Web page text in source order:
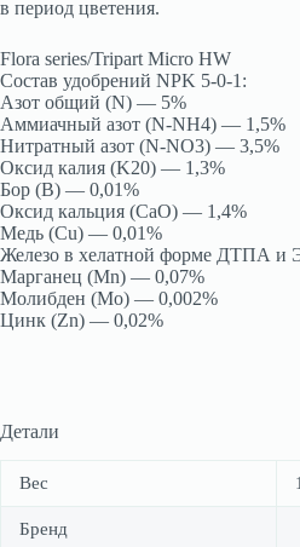
в период цветения.
Flora series/Tripart Micro HW
Состав удобрений NPK 5-0-1:
Азот общий (N) — 5%
Аммиачный азот (N-NH4) — 1,5%
Нитратный азот (N-NO3) — 3,5%
Оксид калия (K20) — 1,3%
Бор (B) — 0,01%
Оксид кальция (CaO) — 1,4%
Медь (Cu) — 0,01%
Железо в хелатной форме ДТПА
Марганец (Mn) — 0,07%
Молибден (Mo) — 0,002%
Цинк (Zn) — 0,02%
Детали
Вес
Бренд